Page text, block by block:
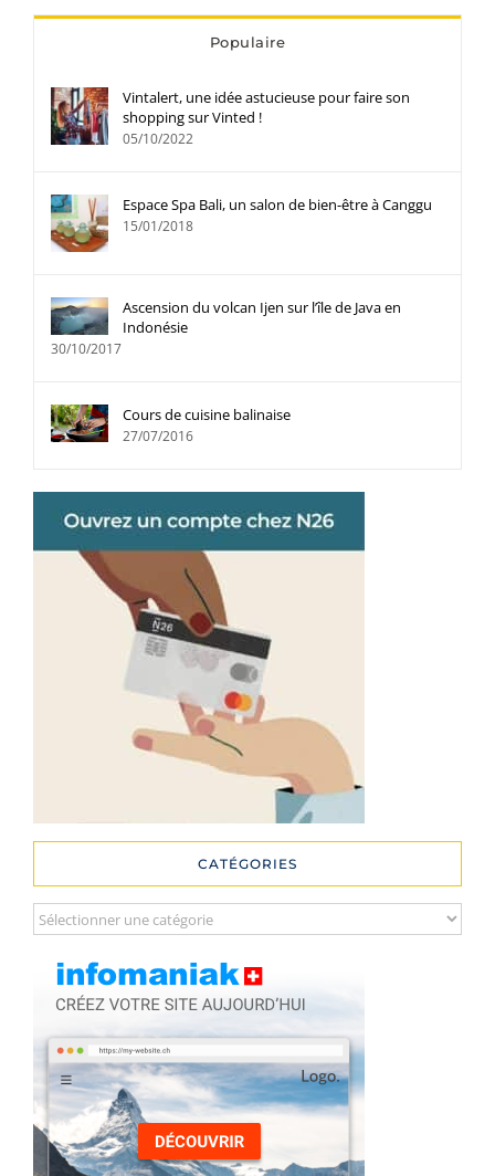
Populaire
Vintalert, une idée astucieuse pour faire son
shopping sur Vinted !
05/10/2022
Espace Spa Bali, un salon de bien-être à Canggu
15/01/2018
Ascension du volcan Ijen sur l’île de Java en
Indonésie
30/10/2017
Cours de cuisine balinaise
27/07/2016
CATÉGORIES
Catégories